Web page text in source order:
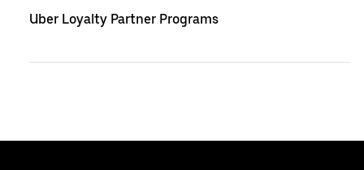
Uber Loyalty Partner Programs